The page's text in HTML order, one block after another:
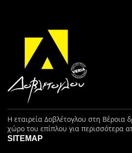
Η εταιρεία Δοβλέτογλου στη Βέροια
χώρο του επίπλου για περισσότερα
SITEMAP